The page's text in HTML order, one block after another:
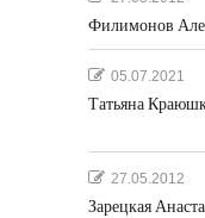
Филимонов
05.07.2021
Татьяна
27.05.2012
Зарецкая